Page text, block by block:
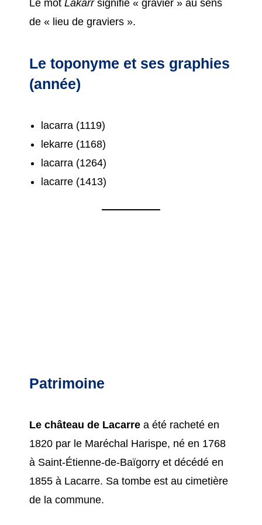
Le mot Lakarrsignifie « gravier » au sens
de « lieu de graviers ».
Le toponyme et ses graphies
(année)
lacarra (1119)
lekarre (1168)
lacarra (1264)
lacarre (1413)
Patrimoine
Le château de Lacarre a été racheté en
1820 par le Maréchal Harispe, né en 1768
à Saint-Étienne-de-Baïgorry et décédé en
1855 à Lacarre. Sa tombe est au cimetière
de la commune.